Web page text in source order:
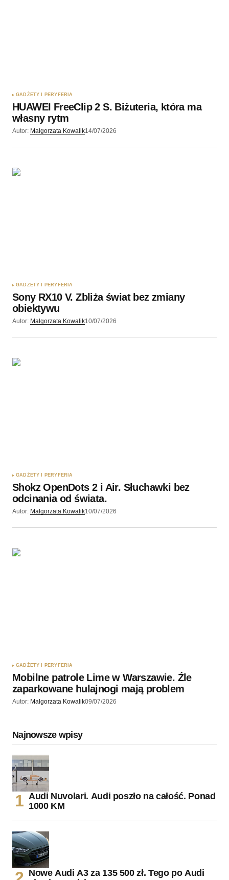
GADŻETY I PERYFERIA
HUAWEI FreeClip 2 S. Biżuteria, która ma
własny rytm
Autor: Malgorzata Kowalik14/07/2026
GADŻETY I PERYFERIA
Sony RX10 V. Zbliża świat bez zmiany
obiektywu
Autor: Malgorzata Kowalik10/07/2026
GADŻETY I PERYFERIA
Shokz OpenDots 2 i Air. Słuchawki bez
odcinania od świata.
Autor: Malgorzata Kowalik10/07/2026
GADŻETY I PERYFERIA
Mobilne patrole Lime w Warszawie. Źle
zaparkowane hulajnogi mają problem
Autor: Malgorzata Kowalik09/07/2026
Najnowsze wpisy
Audi Nuvolari. Audi poszło na całość. Ponad
1000 KM
Nowe Audi A3 za 135 500 zł. Tego po Audi